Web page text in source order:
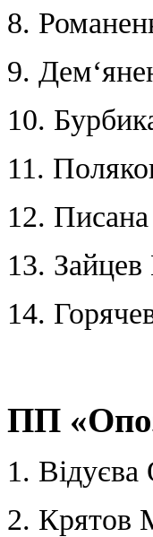
8.
9.
10.
11.
12. Писана
13. Зайцев
14.
ПП
1. Відуєва
2. Крятов